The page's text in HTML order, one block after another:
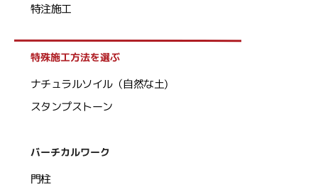
特注施工
特殊施工方法を選ぶ
ナチュラルソイル（自然な土)
スタンプストーン
バーチカルワーク
門柱